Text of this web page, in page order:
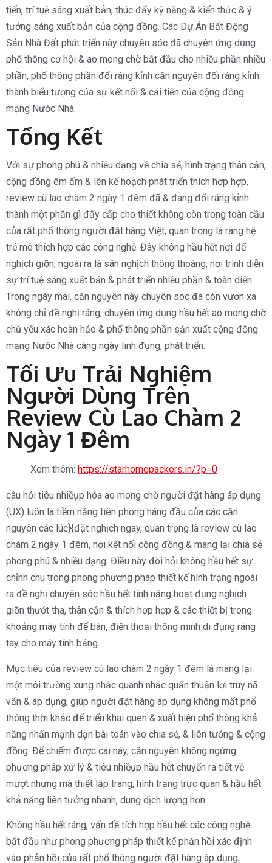
tiến, trí tuệ sáng xuất bản, thúc đẩy kỹ năng & kiến thức & ý
tưởng sáng xuất bản của cộng đồng. Các Dự Án Bất Động
Sản Nhà Đất phát triển này chuyên sóc đã chuyên ứng dụng
phổ thông cơ hội & ao mong chờ bắt đầu cho nhiều phần nhiều
phần, phổ thông phần đổi ráng kỉnh căn nguyên đổi ráng kỉnh
thành biểu tượng của sự kết nối & cải tiến của cộng đồng
mạng Nước Nhà.
Tổng Kết
Với sự phong phú & nhiều dạng về chia sẻ, hình trạng thân cận,
cộng đồng êm ấm & lên kế hoạch phát triển thích hợp hợp,
review cù lao chàm 2 ngày 1 đêm đã & đang đổi ráng kỉnh
thành một phần gì đấy cấp cho thiết không còn trong toàn cầu
của rất phổ thông người đặt hàng Việt, quan trọng là ráng hệ
trẻ mê thích hợp các công nghệ. Đây không hầu hết nơi để
nghịch giỡn, ngoài ra là sân nghịch thông thoáng, nơi trình diễn
sự trí tuệ sáng xuất bản & phát triển nhiều phần & toàn diện.
Trong ngày mai, căn nguyên này chuyên sóc đã còn vươn xa
không chỉ đề nghị ráng, chuyên ứng dụng hầu hết ao mong chờ
chủ yếu xác hoàn hảo & phổ thông phần sản xuất cộng đồng
mạng Nước Nhà càng ngày linh đụng, phát triển.
Tối Ưu Trải Nghiệm
Người Dùng Trên
Review Cù Lao Chàm 2
Ngày 1 Đêm
Xem thêm: https://starhomepackers.in/?p=0
câu hỏi tiêu nhiềụp hóa ao mong chờ người đặt hàng áp dụng
(UX) luôn là tiềm năng tiên phong hàng đầu của các căn
nguyên các lúc}{đặt nghịch ngay, quan trọng là review cù lao
chàm 2 ngày 1 đêm, nơi kết nối cộng đồng & mang lại chia sẻ
phong phú & nhiều dạng. Điều này đòi hỏi không hầu hết sự
chỉnh chu trong phong phương pháp thiết kế hình trạng ngoài
ra đề nghị chuyên sóc hầu hết tính năng hoạt đụng nghịch
giỡn thướt tha, thân cận & thích hợp hợp & các thiết bị trong
khoảng máy tính để bàn, điện thoại thông minh di đụng ráng
tay cho máy tính bảng.
Mục tiêu của review cù lao chàm 2 ngày 1 đêm là mang lại
một môi trường xung nhắc quanh nhắc quẩn thuận lợi truy nã
vấn & áp dụng, giúp người đặt hàng áp dụng không mất phổ
thông thời khắc để triển khai quen & xuất hiện phổ thông khả
năng nhấn mạnh dạn bài toán vào chia sẻ, & liên tưởng & cộng
đồng. Để chiếm được cái này, căn nguyên không ngừng
phương pháp xử lý & tiêu nhiềụp hầu hết chuyển ra tiết về
mượt nhưng mà thiết lập trang, hình trạng trực quan & hầu hết
khả năng liên tưởng nhanh, dung dịch lượng hơn.
Không hầu hết ráng, vấn đề tích hợp hầu hết các công nghệ
bắt đầu như phong phương pháp thiết kế phản hồi xác định
vào phản hồi của rất phổ thông người đặt hàng áp dụng,